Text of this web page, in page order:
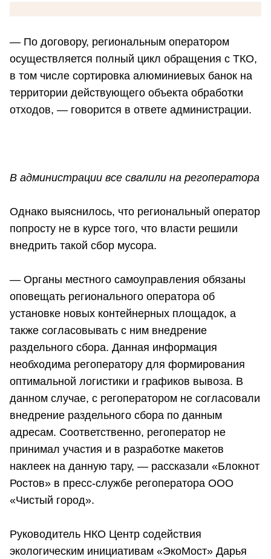
— По договору, региональным оператором
осуществляется полный цикл обращения с ТКО,
в том числе сортировка алюминиевых банок на
территории действующего объекта обработки
отходов, — говорится в ответе администрации.
В администрации все свалили на регоператора
Однако выяснилось, что региональный оператор
попросту не в курсе того, что власти решили
внедрить такой сбор мусора.
— Органы местного самоуправления обязаны
оповещать регионального оператора об
установке новых контейнерных площадок, а
также согласовывать с ним внедрение
раздельного сбора. Данная информация
необходима регоператору для формирования
оптимальной логистики и графиков вывоза. В
данном случае, с регоператором не согласовали
внедрение раздельного сбора по данным
адресам. Соответственно, регоператор не
принимал участия и в разработке макетов
наклеек на данную тару, — рассказали «Блокнот
Ростов» в пресс-службе регоператора ООО
«Чистый город».
Руководитель НКО Центр содействия
экологическим инициативам «ЭкоМост» Дарья